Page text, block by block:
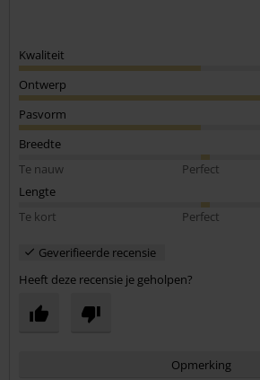
Kwaliteit
Ontwerp
Pasvorm
Breedte
Te nauw
Perfect
Lengte
Te kort
Perfect
Geverifieerde recensie
Heeft deze recensie je geholpen?
Opmerking